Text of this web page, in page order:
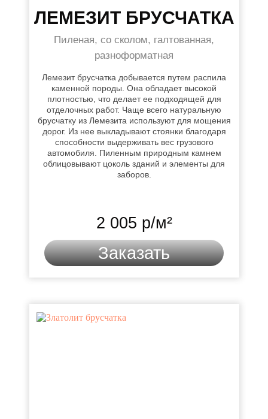
Заказать
2 005 р/м²
Пиленая, со сколом, галтованная,
разноформатная
Лемезит брусчатка добывается путем распила
каменной породы. Она обладает высокой
плотностью, что делает ее подходящей для
отделочных работ. Чаще всего натуральную
брусчатку из Лемезита используют для мощения
дорог. Из нее выкладывают стоянки благодаря
способности выдерживать вес грузового
автомобиля. Пиленным природным камнем
облицовывают цоколь зданий и элементы для
заборов.
ЛЕМЕЗИТ БРУСЧАТКА